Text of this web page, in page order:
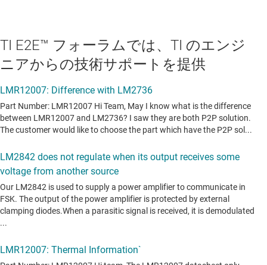
TI E2E™ フォーラムでは、TI のエンジ
ニアからの技術サポートを提供